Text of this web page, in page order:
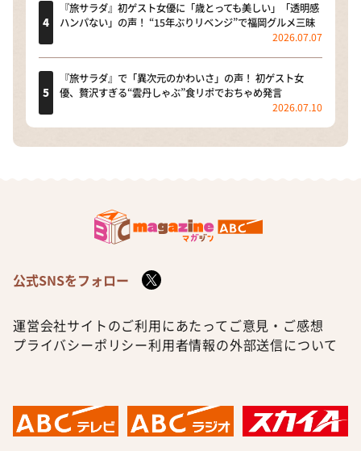
『旅サラダ』初ゲスト女優に「歳とっても美しい」「透明感
ハンパない」の声！ “15年ぶりリベンジ”で福岡グルメ三昧
2026.07.07
『旅サラダ』で「異次元のかわいさ」の声！ 初ゲスト女
優、贅沢すぎる“雲丹しゃぶ”食リポでおちゃめ発言
2026.07.10
公式SNSをフォロー
運営会社サイトのご利用にあたって ご意見・ご感想
プライバシーポリシー利用者情報の外部送信について